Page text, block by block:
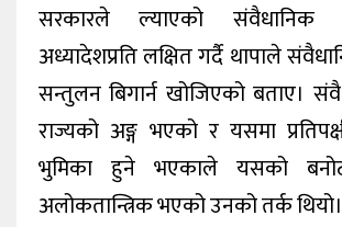
सरकारले ल्याएको संवैधानिक
अध्यादेशप्रति लक्षित गर्दै थापाले
सन्तुलन बिगार्न खोजिएको बताए।
राज्यको अङ्ग भएको र यसमा
भुमिका हुने भएकाले यसको
अलोकतान्त्रिक भएको उनको तर्क थियो।